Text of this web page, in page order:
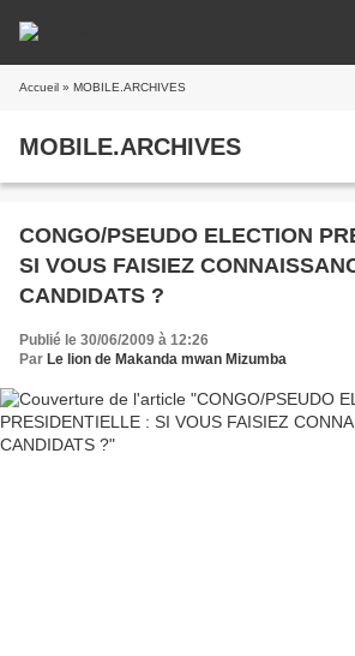
Accueil » MOBILE.ARCHIVES
MOBILE.ARCHIVES
CONGO/PSEUDO ELECTION
SI VOUS FAISIEZ
CANDIDATS ?
Publié le 30/06/2009 à 12:26
Par Le lion de Makanda mwan Mizumba